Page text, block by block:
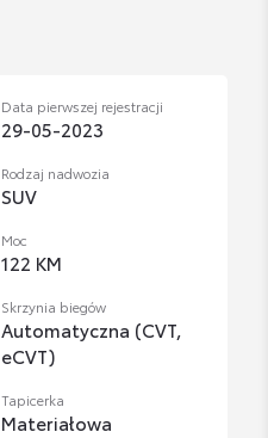
Data pierwszej rejestracji
29-05-2023
Rodzaj nadwozia
SUV
Moc
122 KM
Skrzynia biegów
Automatyczna (CVT,
eCVT)
Tapicerka
Materiałowa